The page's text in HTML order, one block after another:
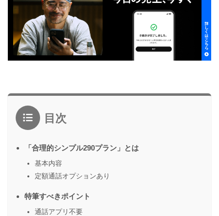
目次
「合理的シンプル290プラン」とは
基本内容
定額通話オプションあり
特筆すべきポイント
通話アプリ不要